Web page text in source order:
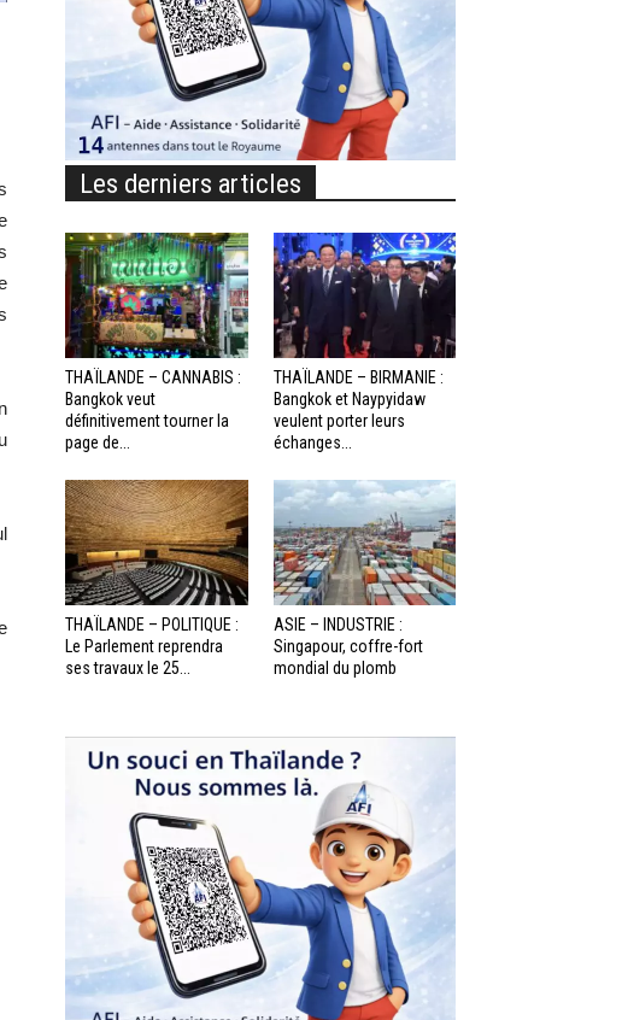
Les derniers articles
THAÏLANDE – CANNABIS :
Bangkok veut
définitivement tourner la
page de...
THAÏLANDE – BIRMANIE :
Bangkok et Naypyidaw
veulent porter leurs
échanges...
THAÏLANDE – POLITIQUE :
Le Parlement reprendra
ses travaux le 25...
ASIE – INDUSTRIE :
Singapour, coffre-fort
mondial du plomb